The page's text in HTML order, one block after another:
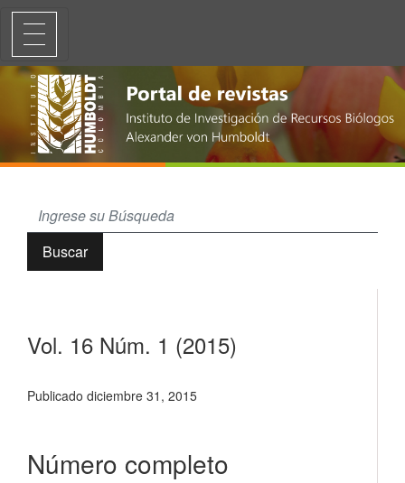
Vol. 16 Núm. 1 (2015)
Buscar
Vol. 16 Núm. 1 (2015)
Publicado diciembre 31, 2015
Número completo